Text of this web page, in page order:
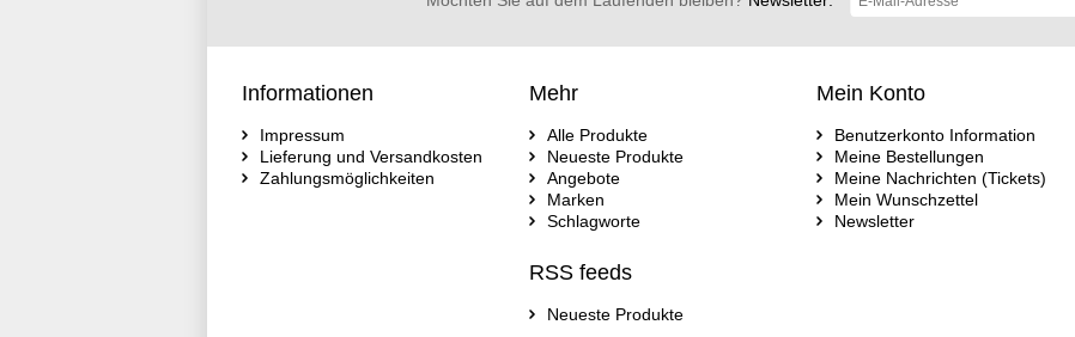
Informationen
Impressum
Lieferung und Versandkosten
Zahlungsmöglichkeiten
Mehr
Alle Produkte
Neueste Produkte
Angebote
Marken
Schlagworte
RSS feeds
Neueste Produkte
Mein Konto
Benutzerkonto Information
Meine Bestellungen
Meine Nachrichten (Tickets)
Mein Wunschzettel
Newsletter